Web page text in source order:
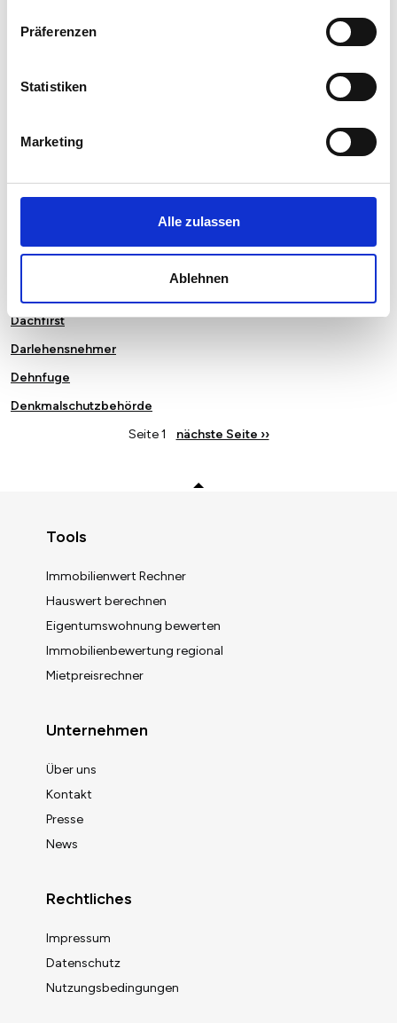
Präferenzen
Statistiken
Marketing
Alle zulassen
Ablehnen
Blei
Brandabschottung
Brandschottung
Dachfirst
Darlehensnehmer
Dehnfuge
Denkmalschutzbehörde
Seite 1
Nächste
nächste Seite ››
Tools
Immobilienwert Rechner
Hauswert berechnen
Eigentumswohnung bewerten
Immobilienbewertung regional
Mietpreisrechner
Unternehmen
Über uns
Kontakt
Presse
News
Rechtliches
Impressum
Datenschutz
Nutzungsbedingungen